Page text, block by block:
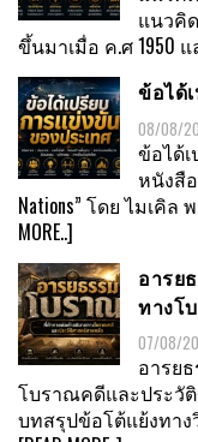
แนวคิ
ขึ้นมาเมื่อ ค.ศ 1950 แ
ข้อได้
08/08/
ข้อได้
หนังสือ
Nations” โดย ไมเคิ
MORE..]
อารย
ทางโ
07/08/
อารย
โบราณคดีและประวั
บทสรุปข้อโต้แย้งทา